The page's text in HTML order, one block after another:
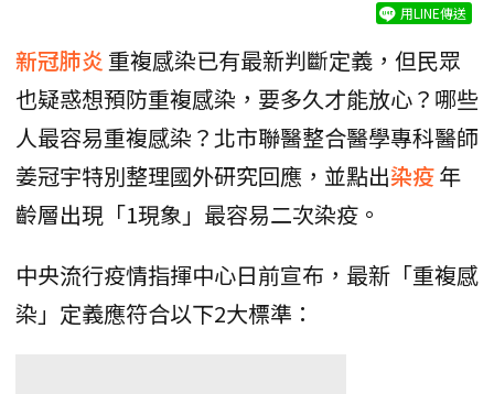
用LINE傳送
新冠肺炎 重複感染已有最新判斷定義，但民眾
也疑惑想預防重複感染，要多久才能放心？哪些
人最容易重複感染？北市聯醫整合醫學專科醫師
姜冠宇特別整理國外研究回應，並點出染疫年
齡層出現「1現象」最容易二次染疫。
中央流行疫情指揮中心日前宣布，最新「重複感
染」定義應符合以下2大標準：